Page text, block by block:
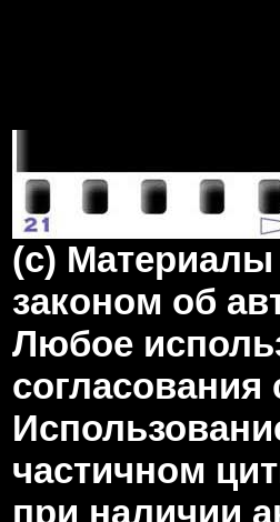
(c)
законом об
Любое
частичном
при наличии